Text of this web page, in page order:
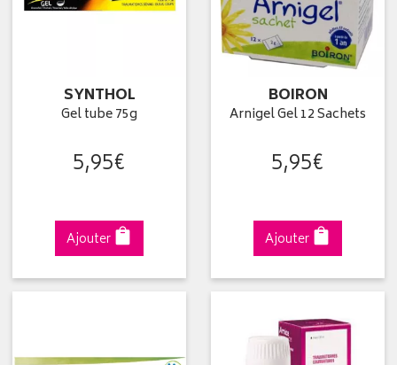
SYNTHOL
Gel tube 75g
5,95€
Ajouter
BOIRON
Arnigel Gel 12 Sachets
5,95€
Ajouter